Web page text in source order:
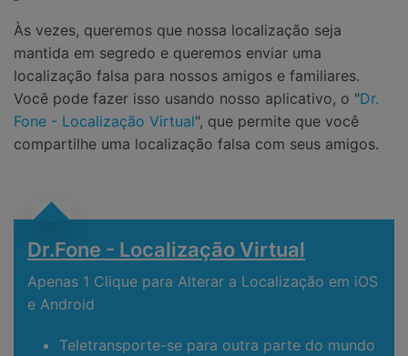
Às vezes, queremos que nossa localização seja
mantida em segredo e queremos enviar uma
localização falsa para nossos amigos e familiares.
Você pode fazer isso usando nosso aplicativo, o "Dr.
Fone - Localização Virtual", que permite que você
compartilhe uma localização falsa com seus amigos.
Dr.Fone - Localização Virtual
Apenas 1 Clique para Alterar a Localização em iOS
e Android
Teletransporte-se para outra parte do mundo